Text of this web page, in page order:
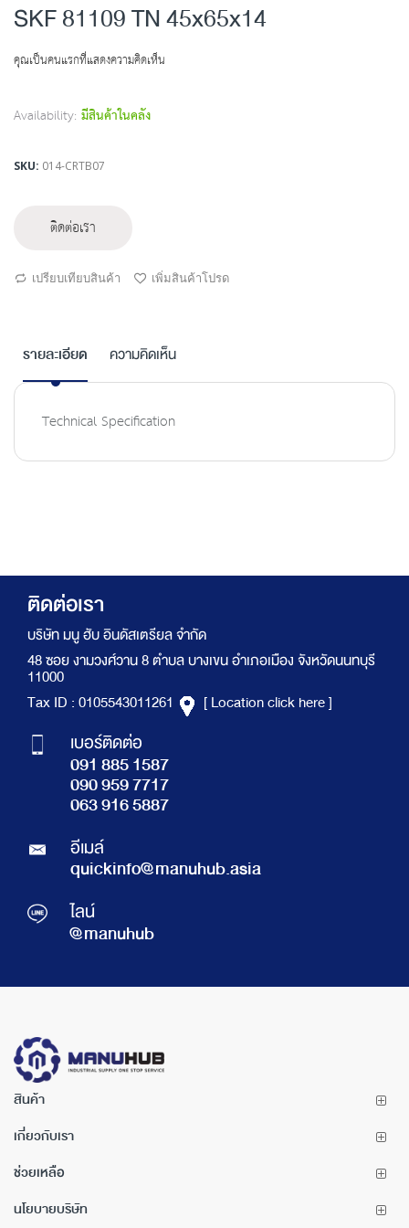
to
the
SKF 81109 TN 45x65x14
คุณเป็นคนแรกที่แสดงความคิดเห็น
Availability: มีสินค้าในคลัง
SKU 014-CRTB07
ติดต่อเรา
เปรียบเทียบสินค้า เพิ่มสินค้าโปรด
รายละเอียด
Technical Specification
ความคิดเห็น
ติดต่อเรา
บริษัท มนู ฮับ อินดัสเตรียล จำกัด
48 ซอย งามวงศ์วาน 8 ตำบล บางเขน อำเภอเมือง จังหวัดนนทบุรี
11000
Tax ID : 0105543011261
[ Location click here ]
เบอร์ติดต่อ
091 885 1587
090 959 7717
063 916 5887
อีเมล์
quickinfo@manuhub.asia
ไลน์
@manuhub
สินค้า
เกี่ยวกับเรา
ช่วยเหลือ
นโยบายบริษัท